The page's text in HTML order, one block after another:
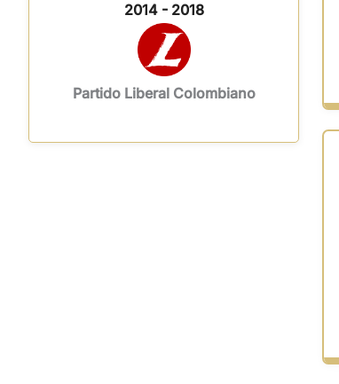
2014 - 2018
Partido Liberal Colombiano